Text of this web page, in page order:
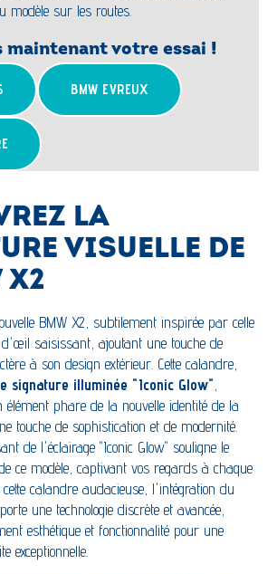
modèle sur les routes.
maintenant votre essai !
BMW EVREUX
LA
VISUELLE DE
X2
BMW X2, subtilement inspirée par celle
saisissant, ajoutant une touche de
à son design extérieur. Cette calandre,
signature illuminée "Iconic Glow",
phare de la nouvelle identité de la
touche de sophistication et de modernité.
de l'éclairage "Iconic Glow" souligne le
ce modèle, captivant vos regards à chaque
calandre audacieuse, l'intégration du
une technologie discrète et avancée,
esthétique et fonctionnalité pour une
exceptionnelle.